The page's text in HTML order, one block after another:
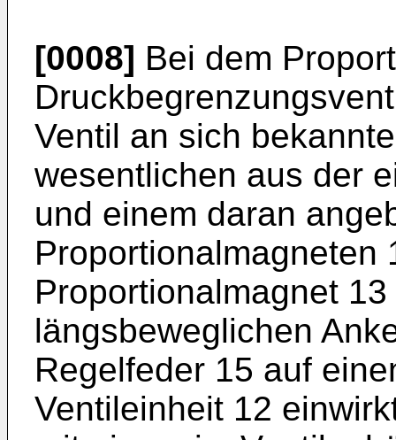
[0008] Bei dem
Ventil an sich
wesentlichen aus der
und einem daran
Proportionalmagneten
Proportionalmagnet
längsbeweglichen
Regelfeder 15 auf
Ventileinheit 12